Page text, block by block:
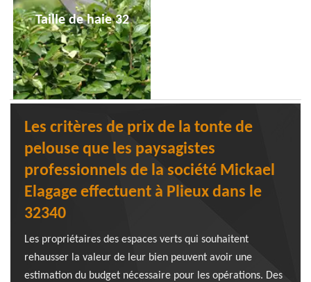
Taille de haie 32
Les critères de prix de la tonte de
pelouse que les paysagistes
professionnels de la société Mickael
Elagage effectuent à Plieux dans le
32340
Les propriétaires des espaces verts qui souhaitent
rehausser la valeur de leur bien peuvent avoir une
estimation du budget nécessaire pour les opérations. Des